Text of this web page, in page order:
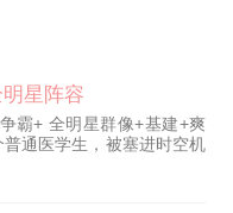
星阵容
霸+ 全明星群像+基建+爽
通医学生，被塞进时空机
始皇统一全球。 金手指：
知识。 秦始皇皱眉问：你